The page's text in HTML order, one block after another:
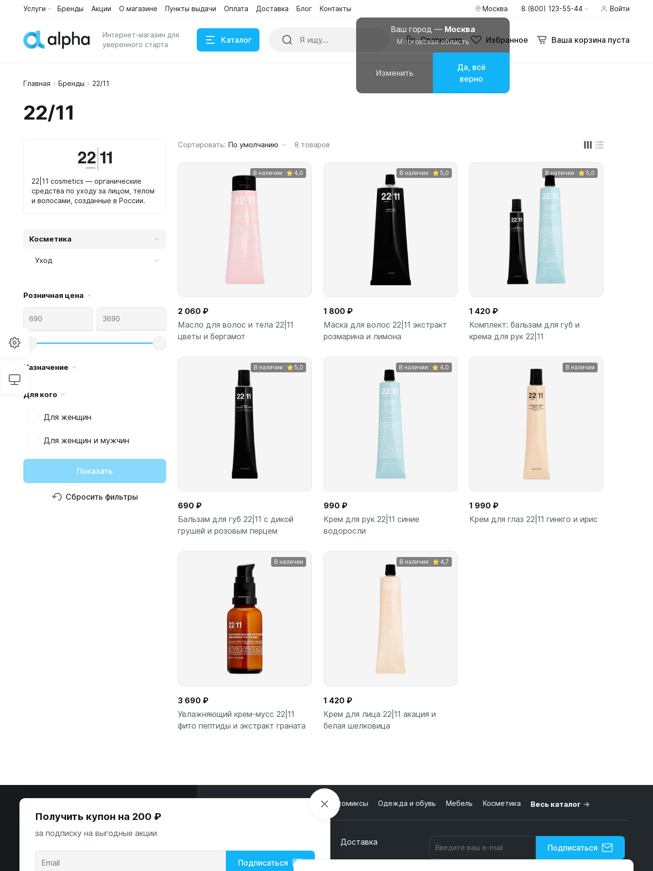
Поиск Сравнение Избранное
Услуги Бренды Акции О магазине Пункты выдачи Оплата Доставка Блог Контакты Москва
Ваш город — Москва
Московская область
Изменить
Да, всё
верно
8 (800) 123-55-44 Войти
Интернет-магазин для
уверенного старта
Каталог Сравнение Избранное Ваша корзина пуста
Главная Бренды 22/11
22/11
22|11 cosmetics — органические
средства по уходу за лицом, телом
и волосами, созданные в России.
Косметика
Уход
Розничная цена
Назначение
Для кого
Для женщин
Для женщин и мужчин
Показать
Сбросить фильтры
Сортировать: По умолчанию 8 товаров
В наличии 4,0
2 060 ₽
Масло для волос и тела 22|11
цветы и бергамот
В наличии 5,0
1 800 ₽
Маска для волос 22|11 экстракт
розмарина и лимона
В наличии 5,0
1 420 ₽
Комплект: бальзам для губ и
крема для рук 22|11
В наличии 5,0
В корзину
690 ₽
Бальзам для губ 22|11 с дикой
грушей и розовым перцем
В наличии 4,0
990 ₽
Крем для рук 22|11 синие
водоросли
В наличии
1 990 ₽
Крем для глаз 22|11 гинкго и ирис
В наличии
3 690 ₽
Увлажняющий крем-мусс 22|11
фито пептиды и экстракт граната
В наличии 4,7
шт В корзину
1 420 ₽
Крем для лица 22|11 акация и
белая шелковица
защищены
Андропова пр-т, 22
Настольные игры и комиксы Одежда и обувь Мебель Косметика Весь каталог
Доставка
Контакты
Подписаться
Получить купон на 200 ₽
за подписку на выгодные акции
Подписаться